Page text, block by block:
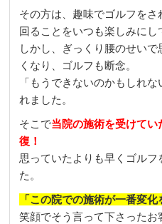
その方は、趣味でゴルフを
回ることをいつも楽しみにし
しかし、ぎっくり腰のせい
くなり、ゴルフも断念。
「もうできないのかもしれ
れました。
そこで当院の施術を受けてい
復！
思っていたよりも早くゴル
た。
「この院での施術が一番変化
笑顔でそう言って下さった